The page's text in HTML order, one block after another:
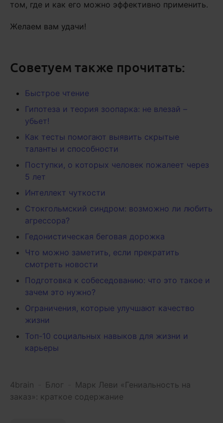
том, где и как его можно эффективно применить.
Желаем вам удачи!
Советуем также прочитать:
Быстрое чтение
Гипотеза и теория зоопарка: не влезай –
убьет!
Как тесты помогают выявить скрытые
таланты и способности
Поступки, о которых человек пожалеет через
5 лет
Интеллект чуткости
Стокгольмский синдром: возможно ли любить
агрессора?
Гедонистическая беговая дорожка
Что можно заметить, если прекратить
смотреть новости
Подготовка к собеседованию: что это такое и
зачем это нужно?
Ограничения, которые улучшают качество
жизни
Топ-10 социальных навыков для жизни и
карьеры
4brain Блог
Марк Леви «Гениальность на
заказ»: краткое содержание